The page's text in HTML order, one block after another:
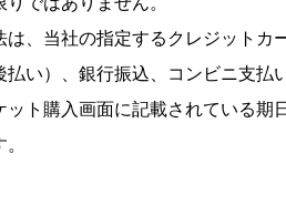
、当社の指定するクレジットカ
い）、銀行振込、コンビニ支払
ト購入画面に記載されている期